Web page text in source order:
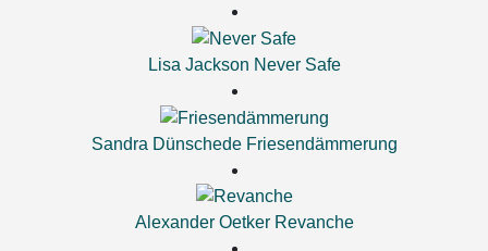
Lisa Jackson Never Safe
Sandra Dünschede Friesendämmerung
Alexander Oetker Revanche